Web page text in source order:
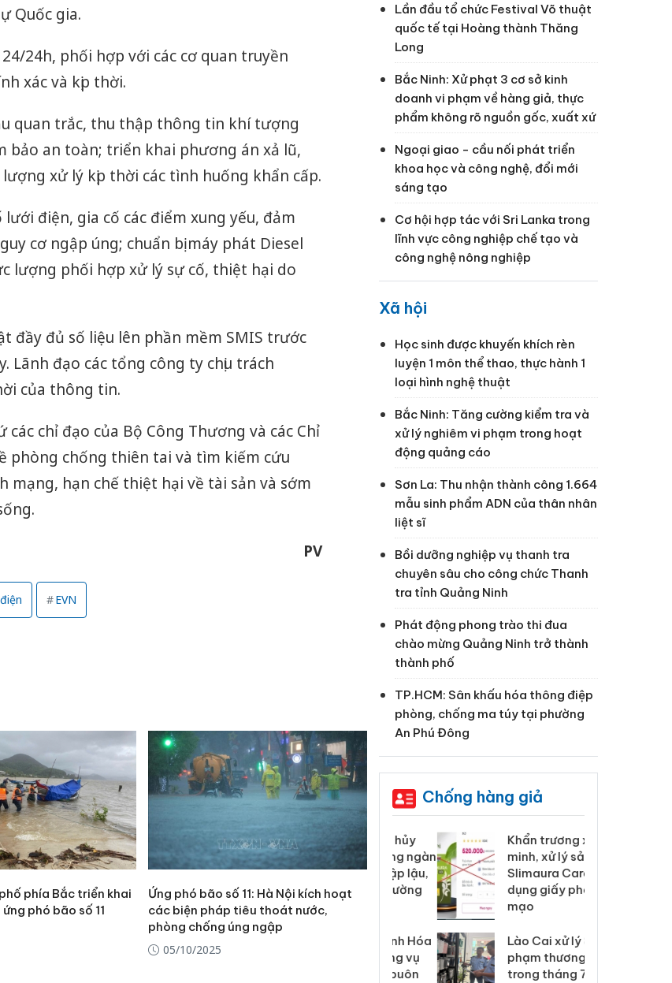
Quốc gia.
24h, phối hợp với các cơ quan truyền
xác và kịp thời.
quan trắc, thu thập thông tin khí tượng
bảo an toàn; triển khai phương án xả lũ,
xử lý kịp thời các tình huống khẩn cấp.
điện, gia cố các điểm xung yếu, đảm
cơ ngập úng; chuẩn bị máy phát Diesel
lượng phối hợp xử lý sự cố, thiệt hại do
đầy đủ số liệu lên phần mềm SMIS trước
Lãnh đạo các tổng công ty chịu trách
của thông tin.
chỉ đạo của Bộ Công Thương và các Chỉ
phòng chống thiên tai và tìm kiếm cứu
mạng, hạn chế thiệt hại về tài sản và sớm
PV
EVN
phía Bắc triển khai
phó bão số 11
Ứng phó bão số 11: Hà Nội kích hoạt
các biện pháp tiêu thoát nước,
phòng chống úng ngập
05/10/2025
Lần đầu tổ chức Festival Võ thuật
quốc tế tại Hoàng thành Thăng
Long
Bắc Ninh: Xử phạt 3 cơ sở kinh
doanh vi phạm về hàng giả, thực
phẩm không rõ nguồn gốc, xuất xứ
Ngoại giao - cầu nối phát triển
khoa học và công nghệ, đổi mới
sáng tạo
Cơ hội hợp tác với Sri Lanka trong
lĩnh vực công nghiệp chế tạo và
công nghệ nông nghiệp
Xã hội
Học sinh được khuyến khích rèn
luyện 1 môn thể thao, thực hành 1
loại hình nghệ thuật
Bắc Ninh: Tăng cường kiểm tra và
xử lý nghiêm vi phạm trong hoạt
động quảng cáo
Sơn La: Thu nhận thành công 1.664
mẫu sinh phẩm ADN của thân nhân
liệt sĩ
Bồi dưỡng nghiệp vụ thanh tra
chuyên sâu cho công chức Thanh
tra tỉnh Quảng Ninh
Phát động phong trào thi đua
chào mừng Quảng Ninh trở thành
thành phố
TP.HCM: Sân khấu hóa thông điệp
phòng, chống ma túy tại phường
An Phú Đông
Chống hàng giả
Cà Mau: Tiêu hủy
công khai hàng ngàn
sản phẩm nhập lậu,
bảo vệ môi trường
kinh doanh
Khẩn trương xác
minh, xử lý sản phẩm
Slimaura Care x3 sử
dụng giấy phép giả
mạo
Lào Cai xử lý 83 vụ vi
phạm thương mại
trong tháng 7